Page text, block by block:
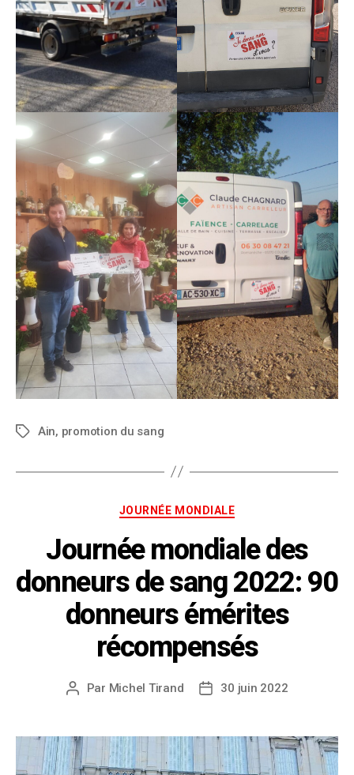
Ain, promotion du sang
JOURNÉE MONDIALE
Journée mondiale des
donneurs de sang 2022: 90
donneurs émérites
récompensés
Par Michel Tirand 30 juin 2022